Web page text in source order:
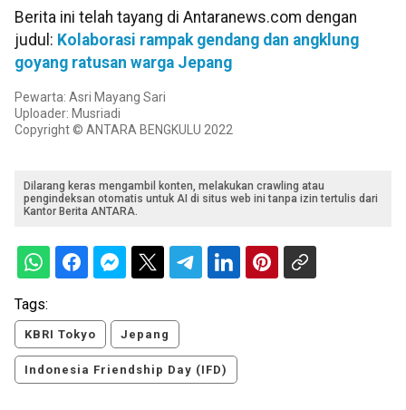
Berita ini telah tayang di Antaranews.com dengan
judul: Kolaborasi rampak gendang dan angklung
goyang ratusan warga Jepang
Pewarta: Asri Mayang Sari
Uploader: Musriadi
Copyright © ANTARA BENGKULU 2022
Dilarang keras mengambil konten, melakukan crawling atau
pengindeksan otomatis untuk AI di situs web ini tanpa izin tertulis dari
Kantor Berita ANTARA.
Tags:
KBRI Tokyo Jepang
Indonesia Friendship Day (IFD)